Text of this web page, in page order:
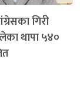
गिरी
थापा ५४०